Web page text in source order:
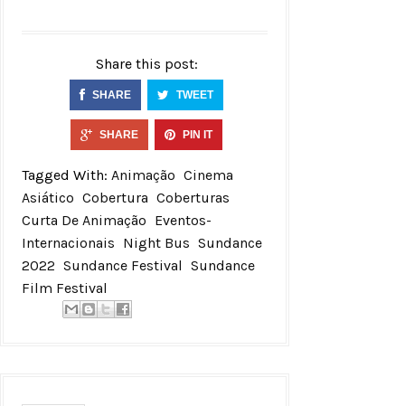
Share this post:
SHARE TWEET
SHARE PIN IT
Tagged With: Animação Cinema
Asiático Cobertura Coberturas
Curta De Animação Eventos-
Internacionais Night Bus Sundance
2022 Sundance Festival Sundance
Film Festival